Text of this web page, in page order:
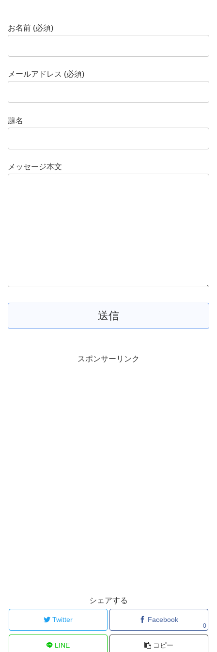
お名前 (必須)
メールアドレス (必須)
題名
メッセージ本文
スポンサーリンク
シェアする
Twitter Facebook
0
LINE コピー